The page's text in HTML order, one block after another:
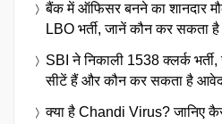
बैंक में ऑफिसर बनने का शानदार
LBO भर्ती, जानें कौन कर सकता
SBI ने निकाली 1538 क्लर्क
सीटें हैं और कौन कर सकता है
क्या है Chandi Virus? जानिए